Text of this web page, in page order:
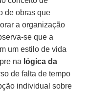
de obras que
a organização
se que a
um estilo de vida
na lógica da
de falta de tempo
individual sobre